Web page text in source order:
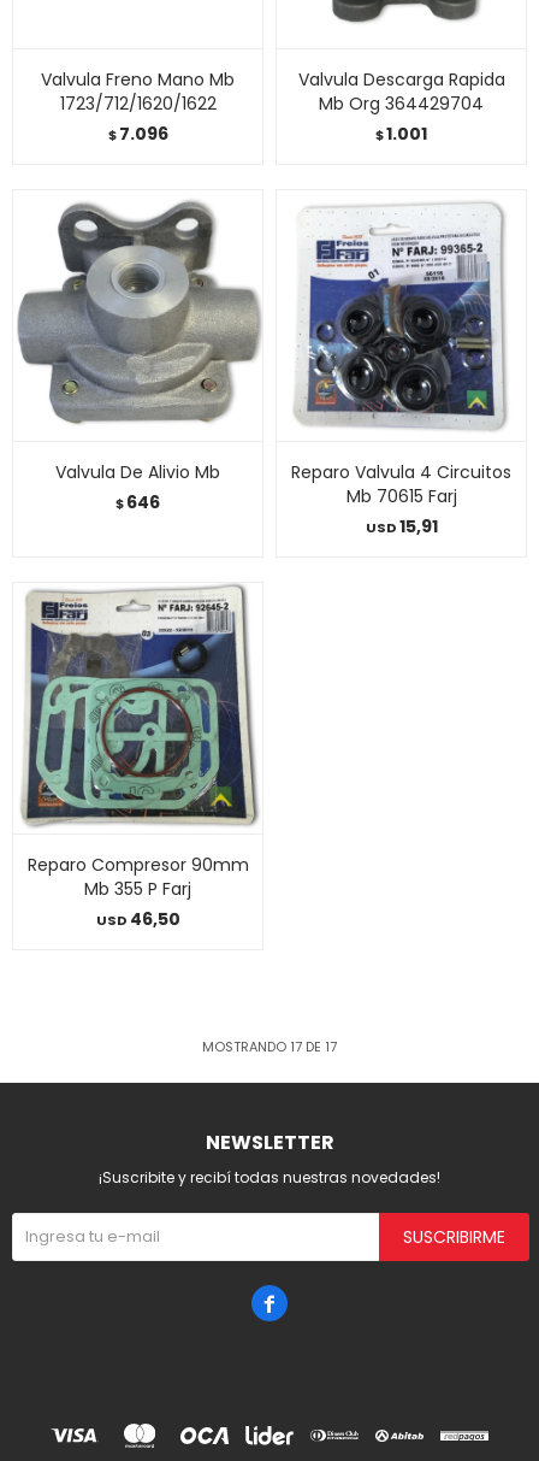
Valvula Freno Mano Mb
1723/712/1620/1622
$ 7.096
Valvula Descarga Rapida
Mb Org 364429704
$1.001
Valvula De Alivio Mb
$646
Reparo Valvula 4 Circuitos
Mb 70615 Farj
USD15,91
Reparo Compresor 90mm
Mb 355 P Farj
USD 46,50
MOSTRANDO 17 DE 17
NEWSLETTER
¡Suscribite y recibí todas nuestras novedades!
SUSCRIBIRME
